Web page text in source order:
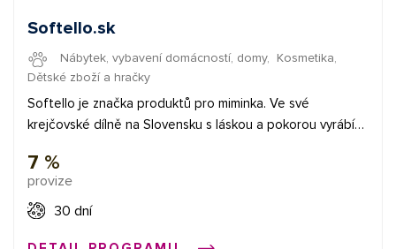
Softello.sk
Nábytek, vybavení domácností, domy, Kosmetika,
Dětské zboží a hračky
Softello je značka produktů pro miminka. Ve své
krejčovské dílně na Slovensku s láskou a pokorou vyrábí
mantinely do postýlky, dětské povlečení, ale i textilní
hračky. K výrobě využívají pouze certifikované materiály v
čele s bavlněným saténem prémiové kvality, díky čemuž
7 %
provize
30 dní